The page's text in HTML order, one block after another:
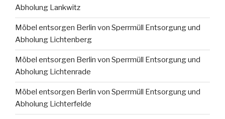
Abholung Lankwitz
Möbel entsorgen Berlin von Sperrmüll Entsorgung und
Abholung Lichtenberg
Möbel entsorgen Berlin von Sperrmüll Entsorgung und
Abholung Lichtenrade
Möbel entsorgen Berlin von Sperrmüll Entsorgung und
Abholung Lichterfelde